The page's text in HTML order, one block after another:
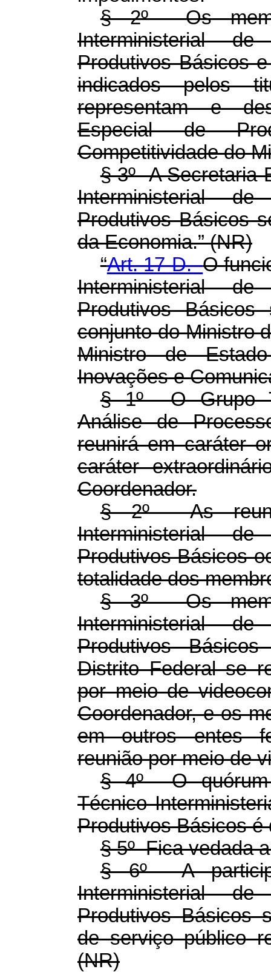
§ 2º Os
Interministerial
Produtivos Básicos
indicados pelos
representam e
Especial de
Competitividade do
§ 3º A Secretaria-
Interministerial
Produtivos Básicos
da Economia.” (NR)
“Art. 17-D.O
Interministerial
Produtivos
conjunto do Ministro
Ministro de
Inovações e
§ 1º O Grupo
Análise de
reunirá em caráter
caráter
Coordenador.
§ 2º As
Interministerial
Produtivos Básicos
totalidade dos
§ 3º Os
Interministerial
Produtivos
Distrito Federal se
por meio de
Coordenador, e os
em outros entes
reunião por meio de
§ 4º O quórum
Técnico
Produtivos Básicos é
§ 5º Fica vedada
§ 6º A
Interministerial
Produtivos Básicos
de serviço público
(NR)